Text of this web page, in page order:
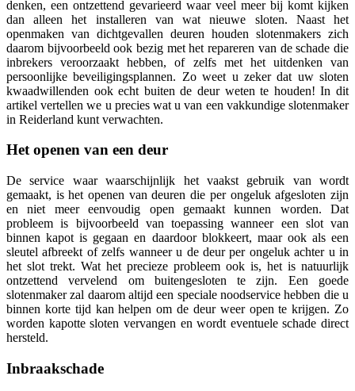
denken, een ontzettend gevarieerd waar veel meer bij komt kijken
dan alleen het installeren van wat nieuwe sloten. Naast het
openmaken van dichtgevallen deuren houden slotenmakers zich
daarom bijvoorbeeld ook bezig met het repareren van de schade die
inbrekers veroorzaakt hebben, of zelfs met het uitdenken van
persoonlijke beveiligingsplannen. Zo weet u zeker dat uw sloten
kwaadwillenden ook echt buiten de deur weten te houden! In dit
artikel vertellen we u precies wat u van een vakkundige slotenmaker
in Reiderland kunt verwachten.
Het openen van een deur
De service waar waarschijnlijk het vaakst gebruik van wordt
gemaakt, is het openen van deuren die per ongeluk afgesloten zijn
en niet meer eenvoudig open gemaakt kunnen worden. Dat
probleem is bijvoorbeeld van toepassing wanneer een slot van
binnen kapot is gegaan en daardoor blokkeert, maar ook als een
sleutel afbreekt of zelfs wanneer u de deur per ongeluk achter u in
het slot trekt. Wat het precieze probleem ook is, het is natuurlijk
ontzettend vervelend om buitengesloten te zijn. Een goede
slotenmaker zal daarom altijd een speciale noodservice hebben die u
binnen korte tijd kan helpen om de deur weer open te krijgen. Zo
worden kapotte sloten vervangen en wordt eventuele schade direct
hersteld.
Inbraakschade